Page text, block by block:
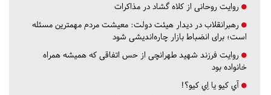
روایت روحانی از کلاه گشاد در مذاکرات
رهبرانقلاب در دیدار هیئت دولت: معیشت مردم مهمترین مسئله
است؛ برای انضباط بازار چاره‌اندیشی شود
روایت فرزند شهید طهرانچی از حس اتفاقی که همیشه همراه
خانواده بود
آي كيو يا اِي كيو؟!